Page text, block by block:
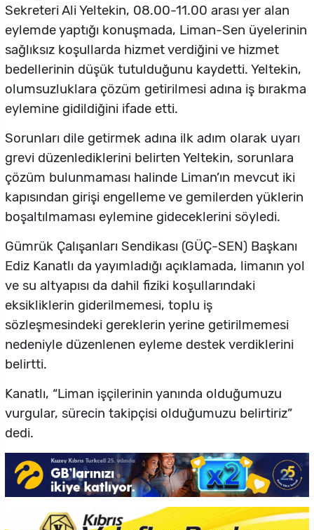
Sekreteri Ali Yeltekin, 08.00-11.00 arası yer alan
eylemde yaptığı konuşmada, Liman-Sen üyelerinin
sağlıksız koşullarda hizmet verdiğini ve hizmet
bedellerinin düşük tutulduğunu kaydetti. Yeltekin,
olumsuzluklara çözüm getirilmesi adına iş bırakma
eylemine gidildiğini ifade etti.
Sorunları dile getirmek adına ilk adım olarak uyarı
grevi düzenlediklerini belirten Yeltekin, sorunlara
çözüm bulunmaması halinde Liman’ın mevcut iki
kapısından girişi engelleme ve gemilerden yüklerin
boşaltılmaması eylemine gideceklerini söyledi.
Gümrük Çalışanları Sendikası (GÜÇ-SEN) Başkanı
Ediz Kanatlı da yayımladığı açıklamada, limanın yol
ve su altyapısı da dahil fiziki koşullarındaki
eksikliklerin giderilmemesi, toplu iş
sözleşmesindeki gereklerin yerine getirilmemesi
nedeniyle düzenlenen eyleme destek verdiklerini
belirtti.
Kanatlı, “Liman işçilerinin yanında olduğumuzu
vurgular, sürecin takipçisi olduğumuzu belirtiriz”
dedi.